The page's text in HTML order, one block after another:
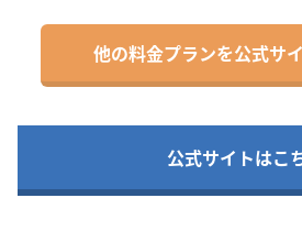
他の料金プランを公式サ
公式サイトはこ